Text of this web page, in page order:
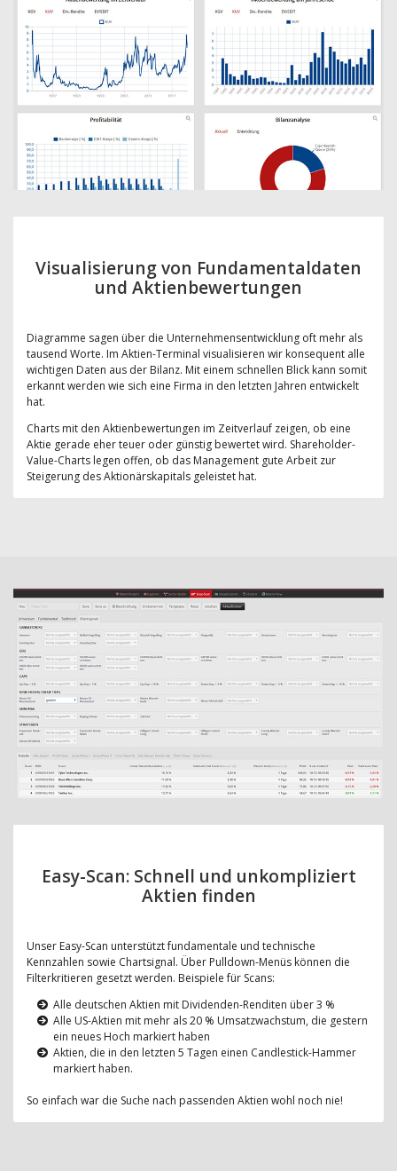
Visualisierung von Fundamentaldaten
und Aktienbewertungen
Diagramme sagen über die Unternehmensentwicklung oft mehr als
tausend Worte. Im Aktien-Terminal visualisieren wir konsequent alle
wichtigen Daten aus der Bilanz. Mit einem schnellen Blick kann somit
erkannt werden wie sich eine Firma in den letzten Jahren entwickelt
hat.
Charts mit den Aktienbewertungen im Zeitverlauf zeigen, ob eine
Aktie gerade eher teuer oder günstig bewertet wird. Shareholder-
Value-Charts legen offen, ob das Management gute Arbeit zur
Steigerung des Aktionärskapitals geleistet hat.
Easy-Scan: Schnell und unkompliziert
Aktien finden
Unser Easy-Scan unterstützt fundamentale und technische
Kennzahlen sowie Chartsignal. Über Pulldown-Menüs können die
Filterkritieren gesetzt werden. Beispiele für Scans:
Alle deutschen Aktien mit Dividenden-Renditen über 3 %
Alle US-Aktien mit mehr als 20 % Umsatzwachstum, die gestern
ein neues Hoch markiert haben
Aktien, die in den letzten 5 Tagen einen Candlestick-Hammer
markiert haben.
So einfach war die Suche nach passenden Aktien wohl noch nie!